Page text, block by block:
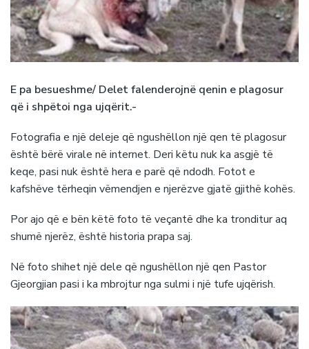
E pa besueshme/ Delet falenderojnë qenin e plagosur
që i shpëtoi nga ujqërit.-
Fotografia e një deleje që ngushëllon një qen të plagosur
është bërë virale në internet. Deri këtu nuk ka asgjë të
keqe, pasi nuk është hera e parë që ndodh. Fotot e
kafshëve tërheqin vëmendjen e njerëzve gjatë gjithë kohës.
Por ajo që e bën këtë foto të veçantë dhe ka tronditur aq
shumë njerëz, është historia prapa saj.
Në foto shihet një dele që ngushëllon një qen Pastor
Gjeorgjian pasi i ka mbrojtur nga sulmi i një tufe ujqërish.